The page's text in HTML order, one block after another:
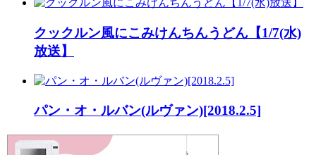
クックルン風にこみけんちんうどん【1/7(水)
放送】
パン・オ・ルバン(ルヴァン)[2018.2.5]